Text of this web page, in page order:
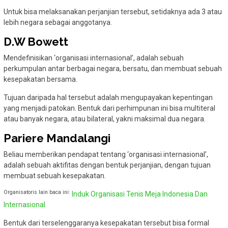
Untuk bisa melaksanakan perjanjian tersebut, setidaknya ada 3 atau
lebih negara sebagai anggotanya.
D.W Bowett
Mendefinisikan ‘organisasi internasional’, adalah sebuah
perkumpulan antar berbagai negara, bersatu, dan membuat sebuah
kesepakatan bersama.
Tujuan daripada hal tersebut adalah mengupayakan kepentingan
yang menjadi patokan. Bentuk dari perhimpunan ini bisa multiteral
atau banyak negara, atau bilateral, yakni maksimal dua negara.
Pariere Mandalangi
Beliau memberikan pendapat tentang ‘organisasi internasional’,
adalah sebuah aktifitas dengan bentuk perjanjian, dengan tujuan
membuat sebuah kesepakatan.
Organisatoris lain baca ini: Induk Organisasi Tenis Meja Indonesia Dan
Internasional
Bentuk dari terselenggaranya kesepakatan tersebut bisa formal